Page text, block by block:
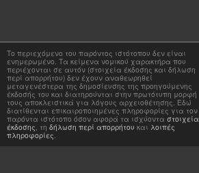
Το περιεχόμενο του παρόντος ιστότοπου δεν είναι
ενημερωμένο. Τα κείμενα νομικού χαρακτήρα που
περιέχονται σε αυτόν (στοιχεία έκδοσης και δήλωση
περί απορρήτου) δεν έχουν αναθεωρηθεί
μεταγενέστερα της δημοσίευσης της προηγούμενης
έκδοσής του και διατηρούνται στην πρωτότυπη μορφή
τους αποκλειστικά για λόγους αρχειοθέτησης. Εδώ
διατίθενται επικαιροποιημένες πληροφορίες για τον
παρόντα ιστότοπο όσον αφορά τα ισχύοντα στοιχεία
έκδοσης, τη δήλωση περί απορρήτου και λοιπές
πληροφορίες.